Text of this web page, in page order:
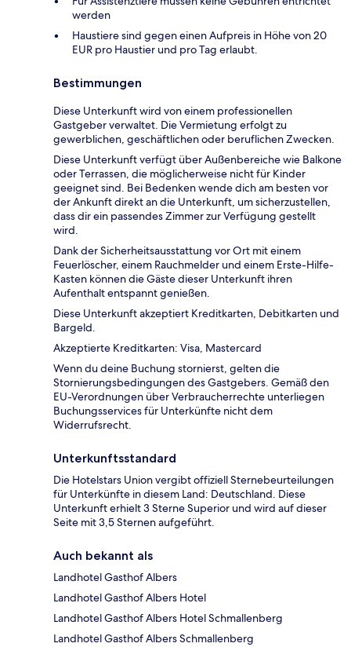
werden
Haustiere sind gegen einen Aufpreis in Höhe von 20
EUR pro Haustier und pro Tag erlaubt.
Bestimmungen
Diese Unterkunft wird von einem professionellen
Gastgeber verwaltet. Die Vermietung erfolgt zu
gewerblichen, geschäftlichen oder beruflichen Zwecken.
Diese Unterkunft verfügt über Außenbereiche wie Balkone
oder Terrassen, die möglicherweise nicht für Kinder
geeignet sind. Bei Bedenken wende dich am besten vor
der Ankunft direkt an die Unterkunft, um sicherzustellen,
dass dir ein passendes Zimmer zur Verfügung gestellt
wird.
Dank der Sicherheitsausstattung vor Ort mit einem
Feuerlöscher, einem Rauchmelder und einem Erste-Hilfe-
Kasten können die Gäste dieser Unterkunft ihren
Aufenthalt entspannt genießen.
Diese Unterkunft akzeptiert Kreditkarten, Debitkarten und
Bargeld.
Akzeptierte Kreditkarten: Visa, Mastercard
Wenn du deine Buchung stornierst, gelten die
Stornierungsbedingungen des Gastgebers. Gemäß den
EU-Verordnungen über Verbraucherrechte unterliegen
Buchungsservices für Unterkünfte nicht dem
Widerrufsrecht.
Unterkunftsstandard
Die Hotelstars Union vergibt offiziell Sternebeurteilungen
für Unterkünfte in diesem Land: Deutschland. Diese
Unterkunft erhielt 3 Sterne Superior und wird auf dieser
Seite mit 3,5 Sternen aufgeführt.
Auch bekannt als
Landhotel Gasthof Albers
Landhotel Gasthof Albers Hotel
Landhotel Gasthof Albers Hotel Schmallenberg
Landhotel Gasthof Albers Schmallenberg